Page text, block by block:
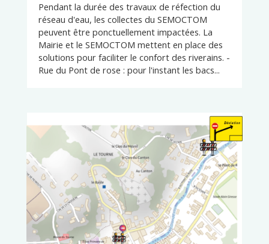
Pendant la durée des travaux de réfection du
réseau d'eau, les collectes du SEMOCTOM
peuvent être ponctuellement impactées. La
Mairie et le SEMOCTOM mettent en place des
solutions pour faciliter le confort des riverains. -
Rue du Pont de rose : pour l'instant les bacs...